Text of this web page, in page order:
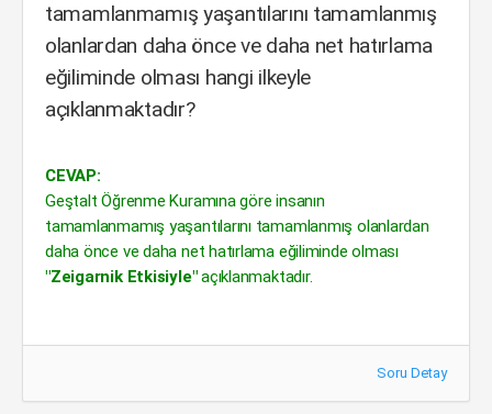
tamamlanmamış yaşantılarını tamamlanmış
olanlardan daha önce ve daha net hatırlama
eğiliminde olması hangi ilkeyle
açıklanmaktadır?
CEVAP:
Geştalt Öğrenme Kuramına göre insanın
tamamlanmamış yaşantılarını tamamlanmış olanlardan
daha önce ve daha net hatırlama eğiliminde olması
"Zeigarnik Etkisiyle"açıklanmaktadır.
Soru Detay